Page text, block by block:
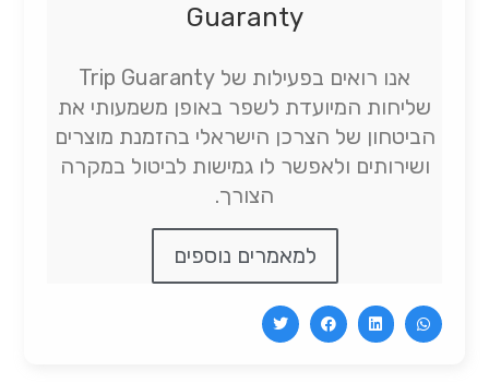
Guaranty
אנו רואים בפעילות של Trip Guaranty
שליחות המיועדת לשפר באופן משמעותי את
הביטחון של הצרכן הישראלי בהזמנת מוצרים
ושירותים ולאפשר לו גמישות לביטול במקרה
הצורך.
למאמרים נוספים